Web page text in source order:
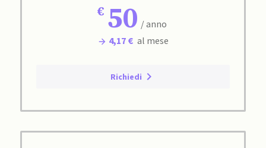
50 / anno
4,17 € al mese
Richiedi